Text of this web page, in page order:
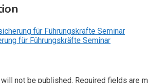
für Führungskräfte Seminar
für Führungskräfte Seminar
not be published. Required fields are